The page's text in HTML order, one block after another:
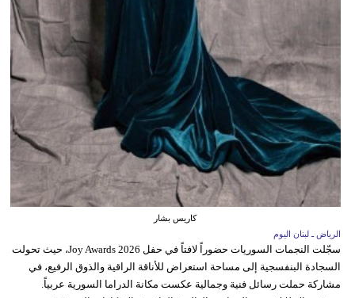
كاريس بشار
الرياض ـ لبنان اليوم
سجّلت النجمات السوريات حضوراً لافتاً في حفل Joy Awards 2026، حيث تحولت
السجادة البنفسجية إلى مساحة استعراض للأناقة الراقية والذوق الرفيع، في
مشاركة حملت رسائل فنية وجمالية عكست مكانة الدراما السورية عربياً.